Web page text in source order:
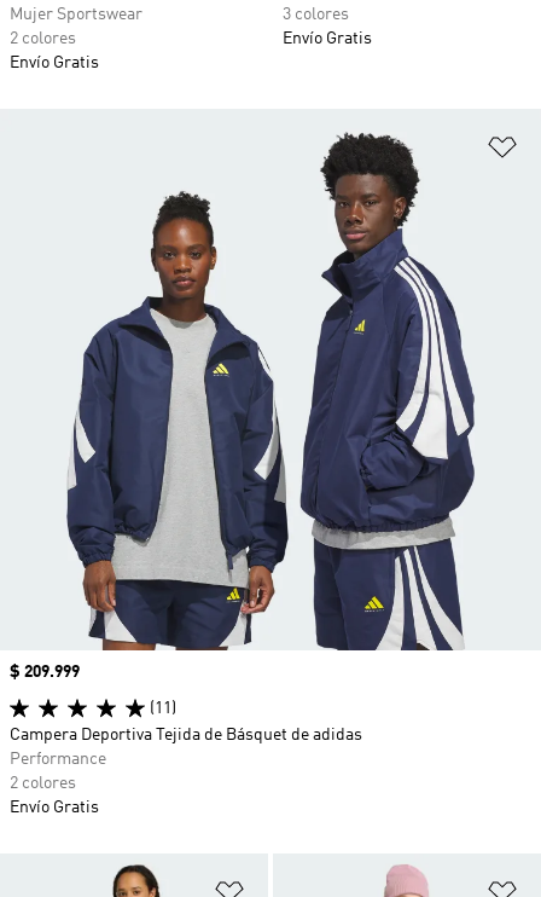
Mujer Sportswear
2 colores
Envío Gratis
3 colores
Envío Gratis
Añadir a la lista de deseos
Precio
$ 209.999
(11)
Campera Deportiva Tejida de Básquet de adidas
Performance
2 colores
Envío Gratis